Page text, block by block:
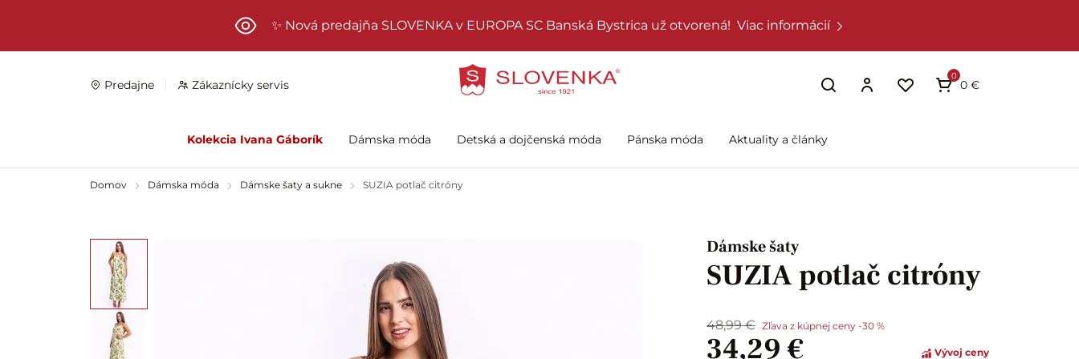
✨ Nová predajňa SLOVENKA v EUROPA SC Banská Bystrica už otvorená! Viac informácií
Predajne Zákaznícky servis
0
0 €
Kolekcia Ivana Gáborík Dámska móda Detská a dojčenská móda Pánska móda Aktuality a články
Domov Dámska móda Dámske šaty a sukne SUZIA potlač citróny
Dámske šaty
SUZIA potlač citróny
48,99 € Zľava z kúpnej ceny -30 %
34,29 € Vývoj ceny